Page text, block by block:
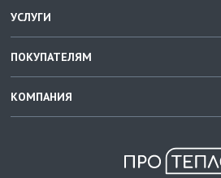
УСЛУГИ
ПОКУПАТЕЛЯМ
КОМПАНИЯ